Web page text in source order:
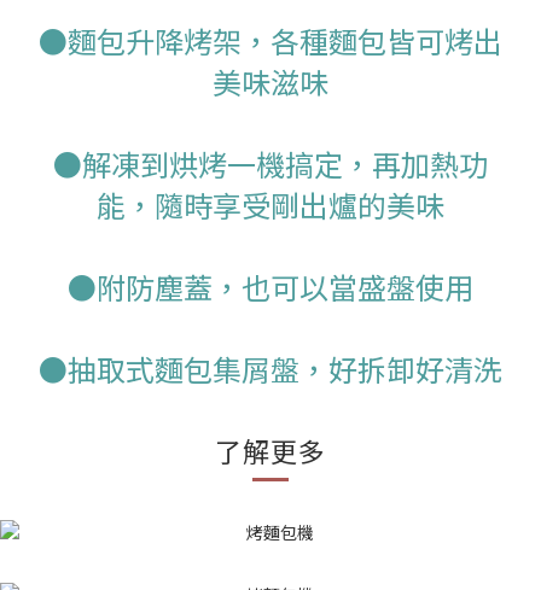
●麵包升降烤架，各種麵包皆可烤出
美味滋味
●解凍到烘烤一機搞定，再加熱功
能，隨時享受剛出爐的美味
●附防塵蓋，也可以當盛盤使用
●抽取式麵包集屑盤，好拆卸好清洗
了解更多